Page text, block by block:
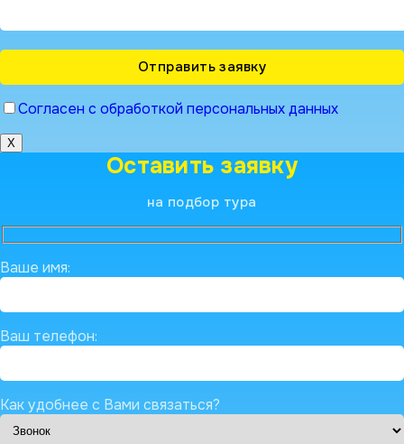
Согласен с обработкой персональных данных
X
Оставить заявку
на подбор тура
Ваше имя:
Ваш телефон:
Как удобнее с Вами связаться?